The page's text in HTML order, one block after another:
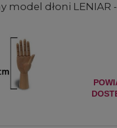
model dłoni LENIAR